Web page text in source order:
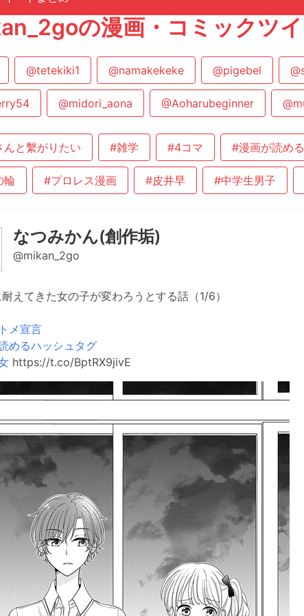
の漫画・コミックツ
@tetekiki1 @namakekeke @pigebel
@midori_aona @Aoharubeginner
んと繫がりたい #雑学 #4コマ #漫画が読め
輪 #プロレス漫画 #皮井早 #中学生男子
なつみかん(創作垢)
@mikan_2go
えてきた女の子が変わろうとする話（1/6）
メ宣言
めるハッシュタグ
https://t.co/BptRX9jivE